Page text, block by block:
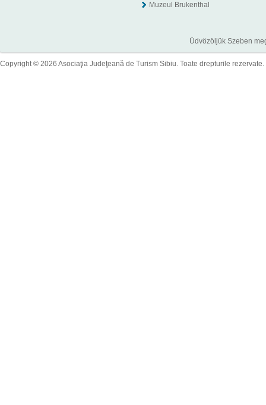
Muzeul Brukenthal
Üdvözöljük Szeben
Copyright © 2026 Asociaţia Judeţeană de Turism Sibiu. Toate drepturile rezervate.